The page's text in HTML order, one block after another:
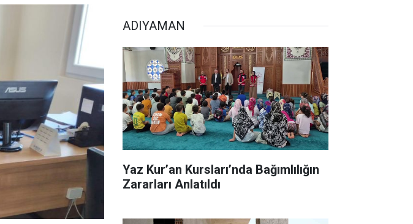
ADIYAMAN
Yaz Kur’an Kursları’nda Bağımlılığın
Zararları Anlatıldı